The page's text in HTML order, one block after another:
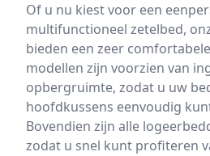
Of u nu kiest voor een
multifunctioneel zetelbed,
bieden een zeer
modellen zijn voorzien van
opbergruimte, zodat u uw
hoofdkussens eenvoudig
Bovendien zijn alle
zodat u snel kunt profiteren